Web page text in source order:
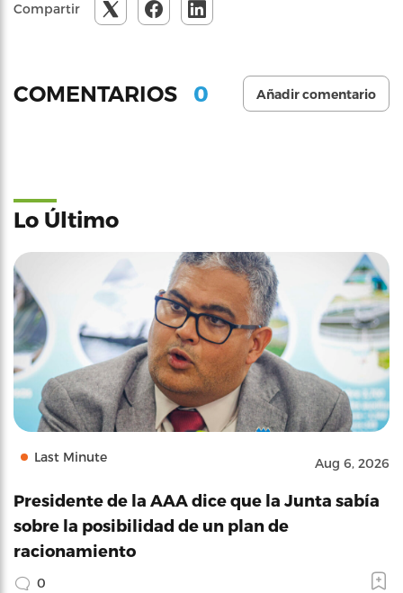
Compartir
COMENTARIOS 0 Añadir comentario
Lo Último
Last Minute Aug 6, 2026
Presidente de la AAA dice que la Junta sabía
sobre la posibilidad de un plan de
racionamiento
0